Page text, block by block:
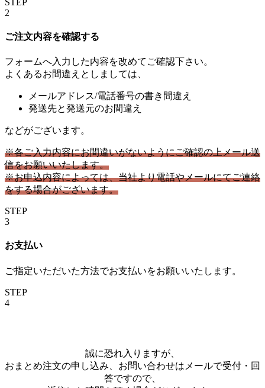
2
ご注文内容を確認する
フォームへ入力した内容を改めてご確認下さい。
よくあるお間違えとしましては、
メールアドレス/電話番号の書き間違え
発送先と発送元のお間違え
などがございます。
※各ご入力内容にお間違いがないようにご確認の上メール送
信をお願いいたします。
※お申込内容によっては、当社より電話やメールにてご連絡
をする場合がございます。
STEP
3
お支払い
ご指定いただいた方法でお支払いをお願いいたします。
STEP
4
誠に恐れ入りますが、
おまとめ注文の申し込み、お問い合わせはメールで受付・回
答ですので、